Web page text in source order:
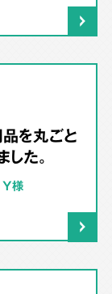
を丸ごと
た。
Y様